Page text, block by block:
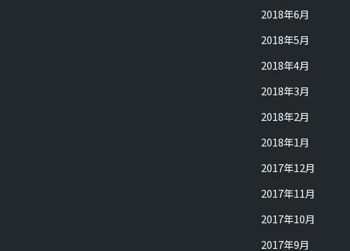
2018年6月
2018年5月
2018年4月
2018年3月
2018年2月
2018年1月
2017年12月
2017年11月
2017年10月
2017年9月